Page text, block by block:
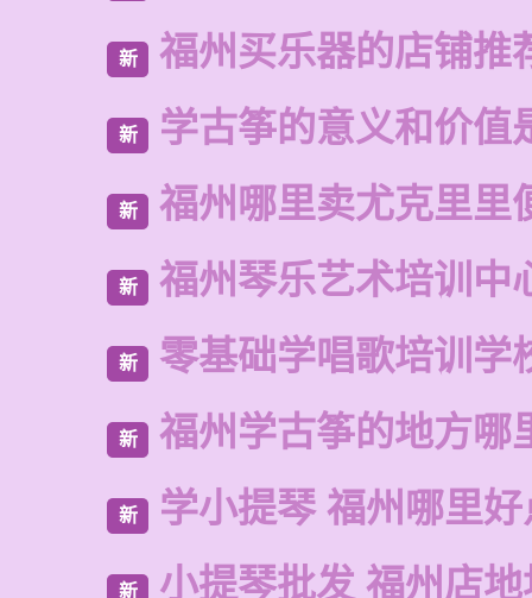
新 福州买乐器的店铺推
新 学古筝的意义和价值
新 福州哪里卖尤克里里
新 福州琴乐艺术培训中
新 零基础学唱歌培训学
新 福州学古筝的地方哪
新 学小提琴 福州哪里好
新 小提琴批发 福州店